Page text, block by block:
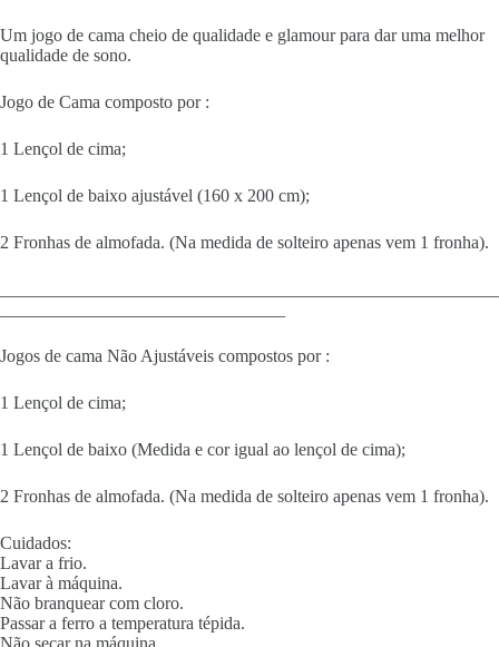
Um jogo de cama cheio de qualidade e glamour para dar uma melhor
qualidade de sono.
Jogo de Cama composto por :
1 Lençol de cima;
1 Lençol de baixo ajustável (160 x 200 cm);
2 Fronhas de almofada. (Na medida de solteiro apenas vem 1 fronha).
Jogos de cama Não Ajustáveis compostos por :
1 Lençol de cima;
1 Lençol de baixo (Medida e cor igual ao lençol de cima);
2 Fronhas de almofada. (Na medida de solteiro apenas vem 1 fronha).
Cuidados:
Lavar a frio.
Lavar à máquina.
Não branquear com cloro.
Passar a ferro a temperatura tépida.
Não secar na máquina.